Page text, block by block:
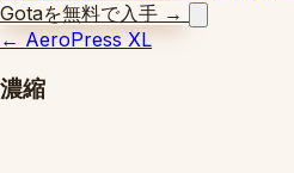
Gotaを無料で入手 →
← AeroPress XL
濃縮